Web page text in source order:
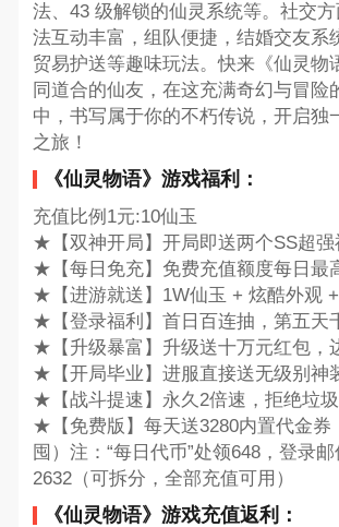
法、43 级解锁的仙灵系统等。社交方
法互动丰富，组队便捷，结婚交友系
贸易护送等趣味玩法。快来《仙灵物
同道合的仙友，在这充满奇幻与冒险
中，书写属于你的不朽传说，开启独
之旅！
《仙灵物语》游戏福利：
充值比例1元:10仙玉
★【双神开局】开局即送两个SS超强
★【每日免充】免费充值额度每日最
★【进游就送】1W仙玉 + 炫酷外观
★【登录福利】首日百连抽，第五天
★【升级暴富】升级送十万元红包，
★【开局毕业】进服直接送无级别神
★【战斗提速】永久2倍速，拒绝垃
★【免费版】每天送3280内置代金券
囤）注：“每日代币”处领648，登录邮
2632（可拆分，全部充值可用）
《仙灵物语》游戏充值返利：